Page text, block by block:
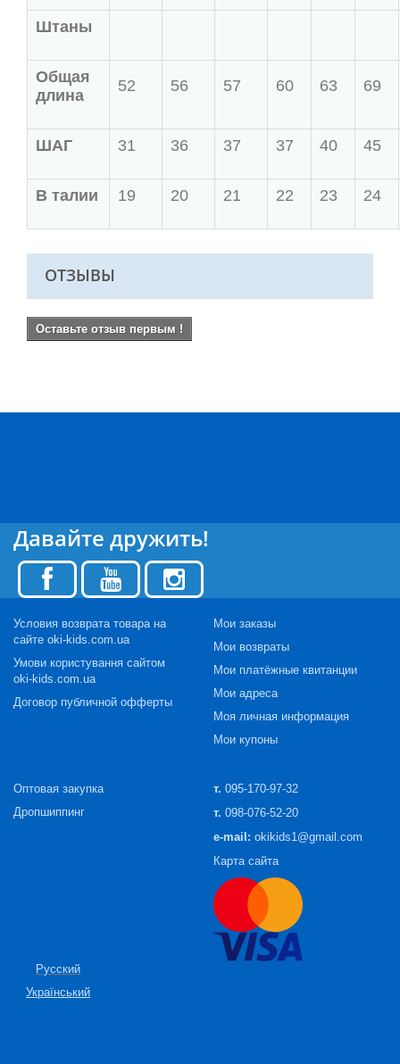
Штаны
Общая
длина
52 56 57 60 63 69
ШАГ 31 36 37 37 40 45
В талии 19 20 21 22 23 24
ОТЗЫВЫ
Оставьте отзыв первым !
Давайте дружить!
Условия возврата товара на
сайте oki-kids.com.ua
Умови користування сайтом
oki-kids.com.ua
Договор публичной офферты
Мои заказы
Мои возвраты
Мои платёжные квитанции
Мои адреса
Моя личная информация
Мои купоны
Оптовая закупка
Дропшиппинг
т. 095-170-97-32
т. 098-076-52-20
e-mail: okikids1@gmail.com
Карта сайта
Русский
Український